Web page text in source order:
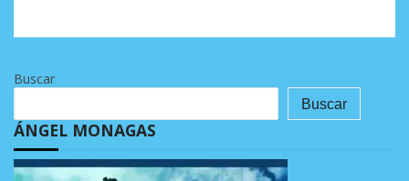
Buscar
Buscar
ÁNGEL MONAGAS